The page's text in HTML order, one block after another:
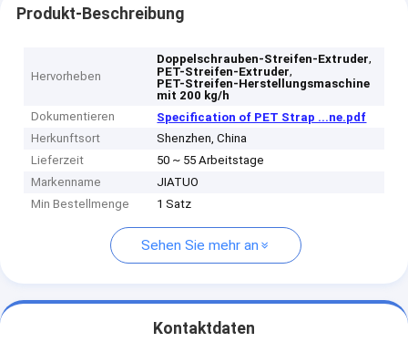
Produkt-Beschreibung
Hervorheben
Doppelschrauben-Streifen-Extruder,
PET-Streifen-Extruder,
PET-Streifen-Herstellungsmaschine
mit 200 kg/h
Dokumentieren
Specification of PET Strap ...ne.pdf
Herkunftsort
Shenzhen, China
Lieferzeit
50 ~ 55 Arbeitstage
Markenname
JIATUO
Min Bestellmenge
1 Satz
Sehen Sie mehr an
Kontaktdaten